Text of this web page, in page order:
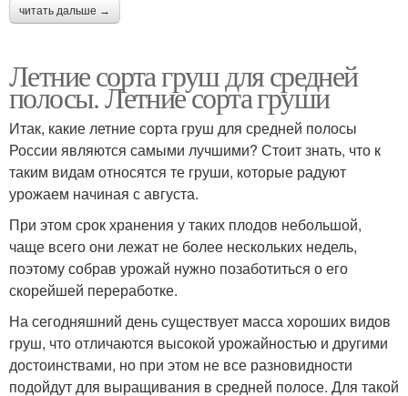
читать дальше →
Летние сорта груш для средней
полосы. Летние сорта груши
Итак, какие летние сорта груш для средней полосы
России являются самыми лучшими? Стоит знать, что к
таким видам относятся те груши, которые радуют
урожаем начиная с августа.
При этом срок хранения у таких плодов небольшой,
чаще всего они лежат не более нескольких недель,
поэтому собрав урожай нужно позаботиться о его
скорейшей переработке.
На сегодняшний день существует масса хороших видов
груш, что отличаются высокой урожайностью и другими
достоинствами, но при этом не все разновидности
подойдут для выращивания в средней полосе. Для такой